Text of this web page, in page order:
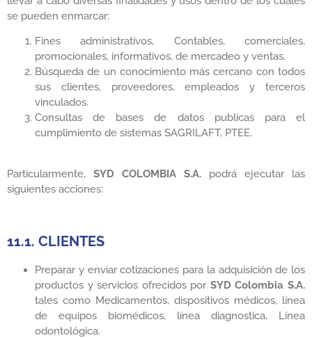
se pueden enmarcar:
Fines administrativos, Contables, comerciales,
promocionales, informativos, de mercadeo y ventas.
Búsqueda de un conocimiento más cercano con todos
sus clientes, proveedores, empleados y terceros
vinculados.
Consultas de bases de datos publicas para el
cumplimiento de sistemas SAGRILAFT, PTEE.
Particularmente, SYD COLOMBIA S.A. podrá ejecutar las
siguientes acciones:
11.1. CLIENTES
Preparar y enviar cotizaciones para la adquisición de los
productos y servicios ofrecidos por SYD Colombia S.A.
tales como Medicamentos, dispositivos médicos, línea
de equipos biomédicos, línea diagnostica, Línea
odontológica.